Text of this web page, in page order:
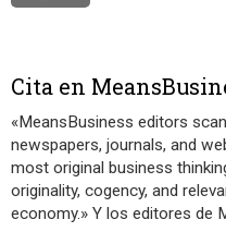
Cita en
«MeansBusiness editors
newspapers, journals, and
most original business
originality, cogency, and
economy.» Y los editores de